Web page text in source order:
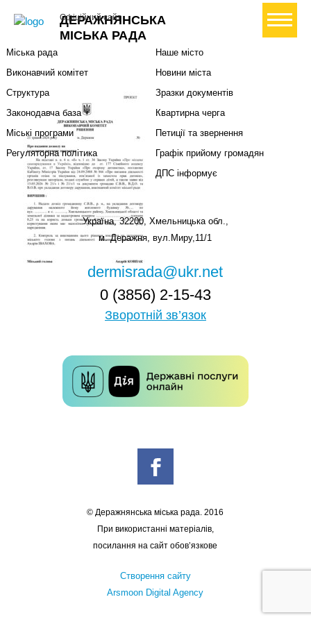
ДЕРАЖНЯНСЬКА
МІСЬКА РАДА
Офіційний сайт+ Створити петицію
Міський голова
Міська рада
Виконавчий комітет
Структура
Законодавча база
Міські програми
Регуляторна політика
Наше місто
Новини міста
Зразки документів
Квартирна черга
Петиції та звернення
Графік прийому громадян
ДПС інформує
Україна, 32200, Хмельницька обл.,
м. Деражня, вул.Миру,11/1
dermisrada@ukr.net
0 (3856) 2-15-43
Зворотній зв’язок
© Деражнянська міська рада. 2016
При використанні матеріалів,
посилання на сайт обов’язкове
Створення сайту
Arsmoon Digital Agency